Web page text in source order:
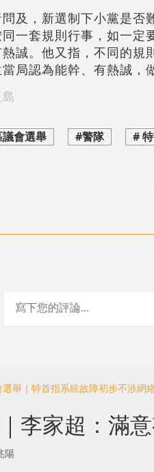
及，新選制下小黨是否
一套規則行事，如一定
誠。他又指，不同的規
局認為能幹、有熱誠，
會選舉 #警隊 #
舉｜特首指系統故障初步不涉
李家超：滿
陽